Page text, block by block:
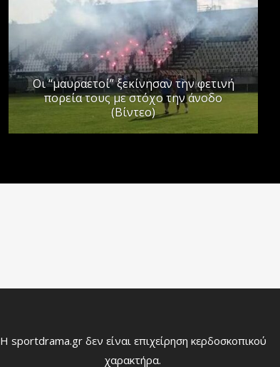
Οι “μαυραετοί” ξεκίνησαν την φετινή
πορεία τους με στόχο την άνοδο
(Βίντεο)
Η sportdrama.gr δεν είναι επιχείρηση κερδοσκοπικού
χαρακτήρα.